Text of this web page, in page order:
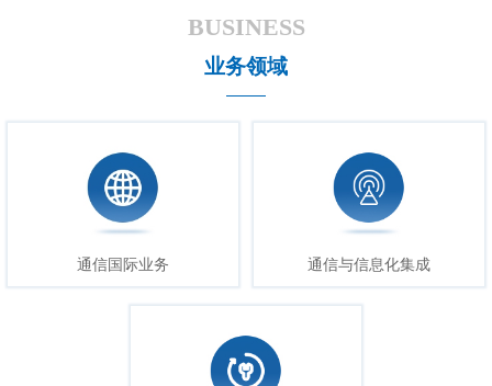
BUSINESS
业务领域
通信国际业务 通信与信息化集成